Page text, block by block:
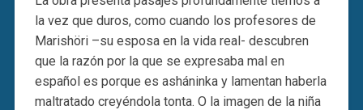
la vez que duros, como cuando los profesores de
Marishöri –su esposa en la vida real- descubren
que la razón por la que se expresaba mal en
español es porque es asháninka y lamentan haberla
maltratado creyéndola tonta. O la imagen de la niña